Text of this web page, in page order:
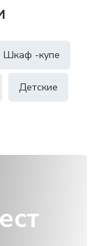
Шкаф -купе
Детские